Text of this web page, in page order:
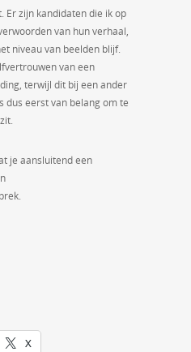
Er zijn kandidaten die ik op
van hun verhaal,
niveau van beelden blijf.
van een
terwijl dit bij een ander
dus eerst van belang om te
je aansluitend een
X